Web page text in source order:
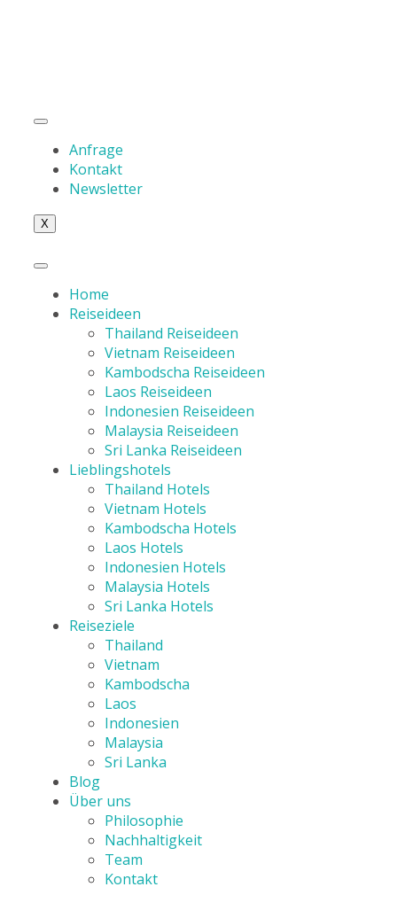
Anfrage
Kontakt
Newsletter
X
Home
Reiseideen
Thailand Reiseideen
Vietnam Reiseideen
Kambodscha Reiseideen
Laos Reiseideen
Indonesien Reiseideen
Malaysia Reiseideen
Sri Lanka Reiseideen
Lieblingshotels
Thailand Hotels
Vietnam Hotels
Kambodscha Hotels
Laos Hotels
Indonesien Hotels
Malaysia Hotels
Sri Lanka Hotels
Reiseziele
Thailand
Vietnam
Kambodscha
Laos
Indonesien
Malaysia
Sri Lanka
Blog
Über uns
Philosophie
Nachhaltigkeit
Team
Kontakt